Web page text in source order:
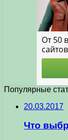
Популярные
20.03.2017
Что